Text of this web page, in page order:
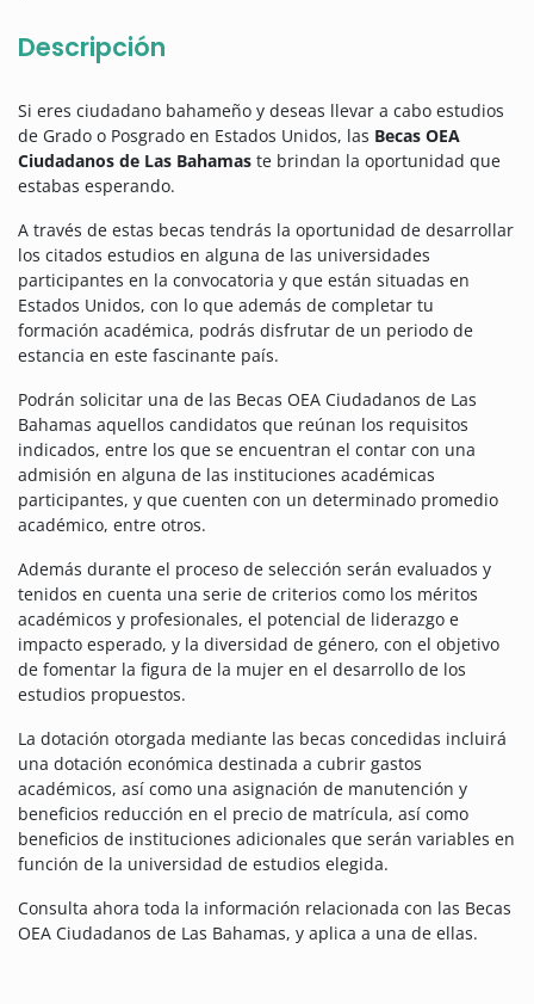
Descripción
Si eres ciudadano bahameño y deseas llevar a cabo estudios
de Grado o Posgrado en Estados Unidos, las Becas OEA
Ciudadanos de Las Bahamas te brindan la oportunidad que
estabas esperando.
A través de estas becas tendrás la oportunidad de desarrollar
los citados estudios en alguna de las universidades
participantes en la convocatoria y que están situadas en
Estados Unidos, con lo que además de completar tu
formación académica, podrás disfrutar de un periodo de
estancia en este fascinante país.
Podrán solicitar una de las Becas OEA Ciudadanos de Las
Bahamas aquellos candidatos que reúnan los requisitos
indicados, entre los que se encuentran el contar con una
admisión en alguna de las instituciones académicas
participantes, y que cuenten con un determinado promedio
académico, entre otros.
Además durante el proceso de selección serán evaluados y
tenidos en cuenta una serie de criterios como los méritos
académicos y profesionales, el potencial de liderazgo e
impacto esperado, y la diversidad de género, con el objetivo
de fomentar la figura de la mujer en el desarrollo de los
estudios propuestos.
La dotación otorgada mediante las becas concedidas incluirá
una dotación económica destinada a cubrir gastos
académicos, así como una asignación de manutención y
beneficios reducción en el precio de matrícula, así como
beneficios de instituciones adicionales que serán variables en
función de la universidad de estudios elegida.
Consulta ahora toda la información relacionada con las Becas
OEA Ciudadanos de Las Bahamas, y aplica a una de ellas.